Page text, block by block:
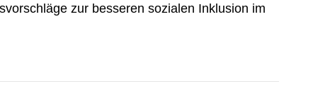
zur besseren sozialen Inklusion im